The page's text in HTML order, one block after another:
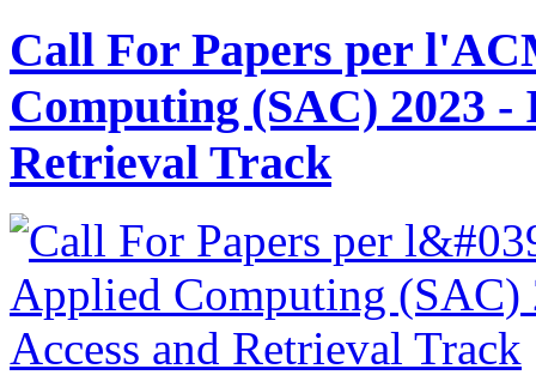
Call For Papers per
Computing (SAC) 2023
Retrieval Track